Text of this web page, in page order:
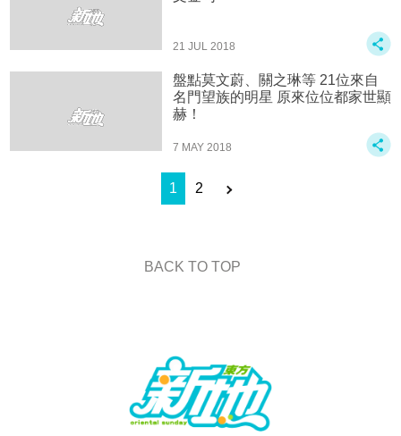
21 JUL 2018
盤點莫文蔚、關之琳等 21位來自
名門望族的明星 原來位位都家世顯
赫！
7 MAY 2018
1 2
BACK TO TOP